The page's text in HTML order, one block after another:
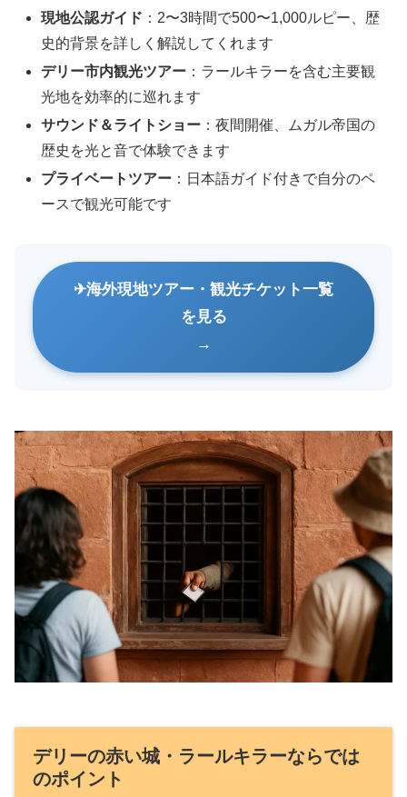
現地公認ガイド ：2〜3時間で500〜1,000ルピー、歴
史的背景を詳しく解説してくれます
デリー市内観光ツアー ：ラールキラーを含む主要観
光地を効率的に巡れます
サウンド＆ライトショー ：夜間開催、ムガル帝国の
歴史を光と音で体験できます
プライベートツアー ：日本語ガイド付きで自分のペ
ースで観光可能です
海外現地ツアー・観光チケット一覧
を見る
デリーの赤い城・ラールキラーならでは
のポイント